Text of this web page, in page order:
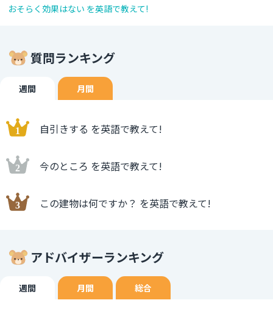
おそらく効果はない を英語で教えて!
質問ランキング
週間 月間
自引きする を英語で教えて!
今のところ を英語で教えて!
この建物は何ですか？ を英語で教えて!
アドバイザーランキング
週間 月間 総合